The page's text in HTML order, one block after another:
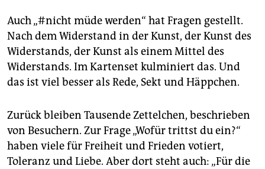
Auch „#nicht müde werden“ hat Fragen gestellt.
Nach dem Widerstand in der Kunst, der Kunst des
Widerstands, der Kunst als einem Mittel des
Widerstands. Im Kartenset kulminiert das. Und
das ist viel besser als Rede, Sekt und Häppchen.
Zurück bleiben Tausende Zettelchen, beschrieben
von Besuchern. Zur Frage „Wofür trittst du ein?“
haben viele für Freiheit und Frieden votiert,
Toleranz und Liebe. Aber dort steht auch: „Für die